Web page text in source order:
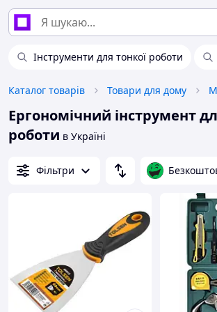
Інструменти для тонкої роботи
Каталог товарів Товари для дому
Ергономічний інструмент
роботи в Україні
Фільтри